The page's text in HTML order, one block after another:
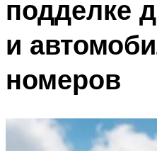
подделке
и
номеров